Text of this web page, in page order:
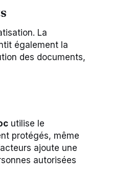
La
également la
des documents,
utilise le
protégés, même
ajoute une
autorisées